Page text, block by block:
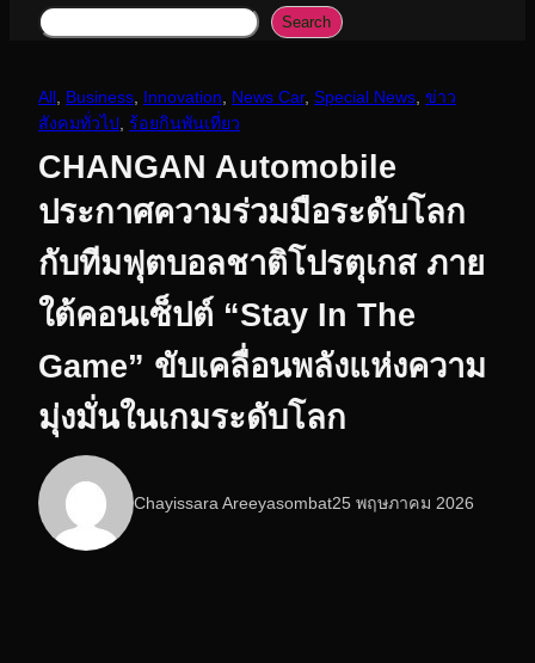
Search Search
All Business Innovation News Car, Special News ข่าว
สังคมทั่วไป ร้อยกินพันเที่ยว
CHANGAN Automobile
ประกาศความร่วมมือระดับโลก
กับทีมฟุตบอลชาติโปรตุเกส ภาย
ใต้คอนเซ็ปต์ “Stay In The
Game” ขับเคลื่อนพลังแห่งความ
มุ่งมั่นในเกมระดับโลก
Chayissara Areeyasombat25 พฤษภาคม 2026